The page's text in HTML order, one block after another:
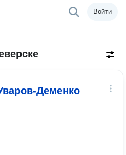
Войти
Деменко